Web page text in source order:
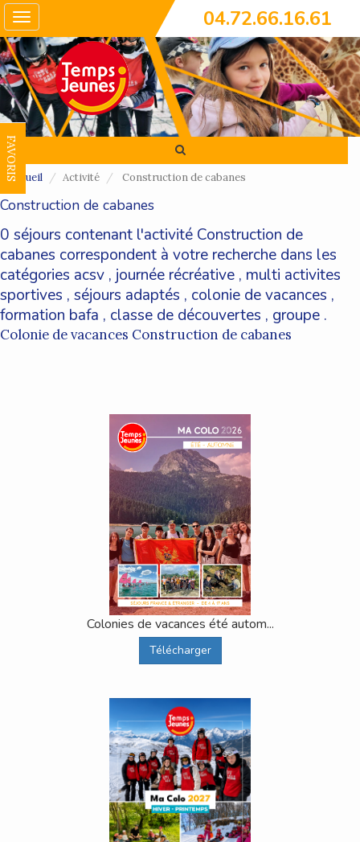
Toggle
navigation
04.72.66.16.61
FAVORIS
Accueil Activité Construction de cabanes
Construction de cabanes
0 séjours contenant l'activité Construction de
cabanes correspondent à votre recherche dans les
catégories acsv , journée récréative , multi activites
sportives , séjours adaptés , colonie de vacances ,
formation bafa , classe de découvertes , groupe .
Colonie de vacances Construction de cabanes
Colonies de vacances été autom...
Télécharger